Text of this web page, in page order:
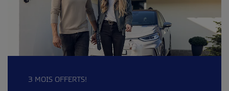
3 MOIS OFFERTS!